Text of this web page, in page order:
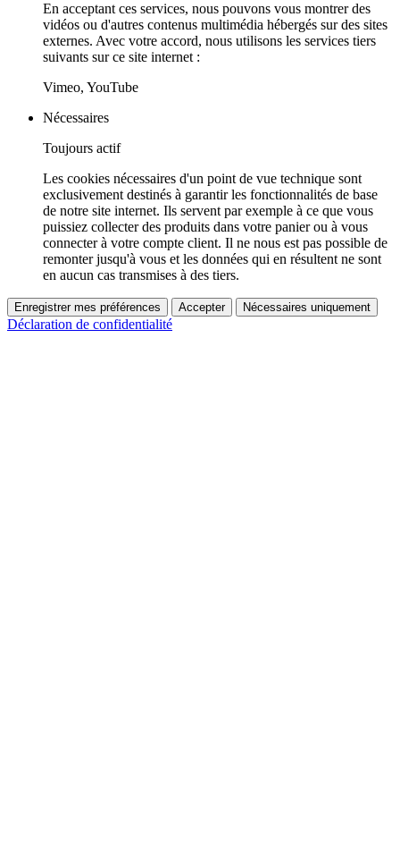
En acceptant ces services, nous pouvons vous montrer des
vidéos ou d'autres contenus multimédia hébergés sur des sites
externes. Avec votre accord, nous utilisons les services tiers
suivants sur ce site internet :
Vimeo, YouTube
Nécessaires
Toujours actif
Les cookies nécessaires d'un point de vue technique sont
exclusivement destinés à garantir les fonctionnalités de base
de notre site internet. Ils servent par exemple à ce que vous
puissiez collecter des produits dans votre panier ou à vous
connecter à votre compte client. Il ne nous est pas possible de
remonter jusqu'à vous et les données qui en résultent ne sont
en aucun cas transmises à des tiers.
Enregistrer mes préférences Accepter Nécessaires uniquement
Déclaration de confidentialité